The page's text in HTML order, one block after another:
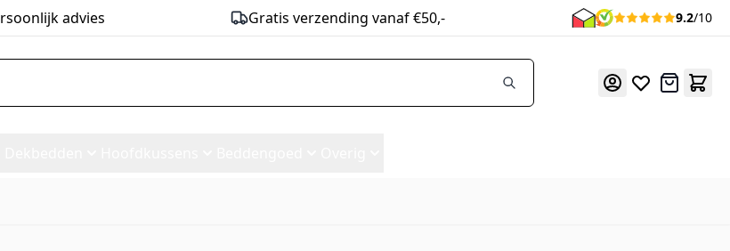
advies Gratis verzending vanaf €50,- 9.2/10
Offerte